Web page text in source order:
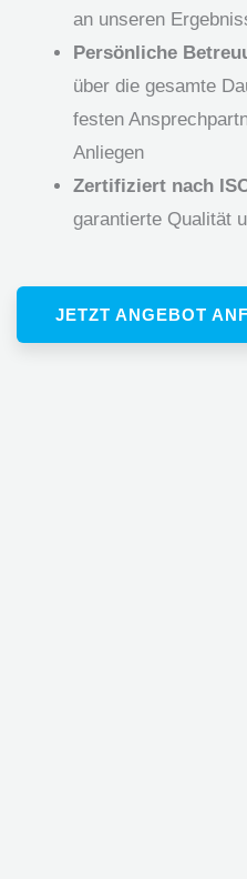
an unseren
Persönliche
über die gesamte
festen
Anliegen
Zertifiziert nach
garantierte Qualität
JETZT ANGEBOT